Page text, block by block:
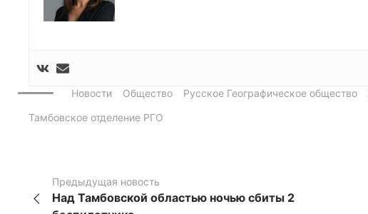
Новости Общество Русское Географическое общество
Тамбовское отделение РГО
Предыдущая новость
Над Тамбовской областью ночью сбиты 2